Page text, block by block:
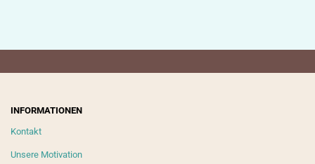
INFORMATIONEN
Kontakt
Unsere Motivation